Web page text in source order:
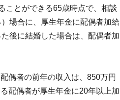
ことができる65歳時点で、相談
場合に、厚生年金に配偶者加給
後に結婚した場合は、配偶者加
偶者の前年の収入は、850万円
配偶者が厚生年金に20年以上加